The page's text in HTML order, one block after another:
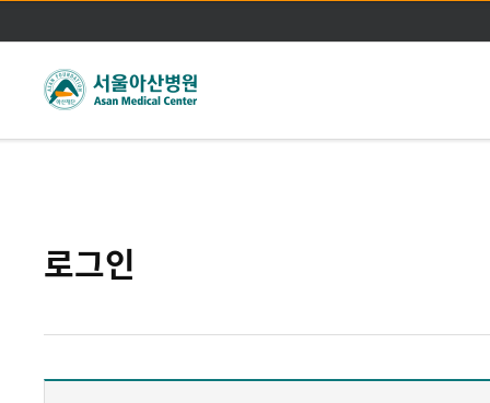
주메뉴바로가기
본문바로가기
로그인